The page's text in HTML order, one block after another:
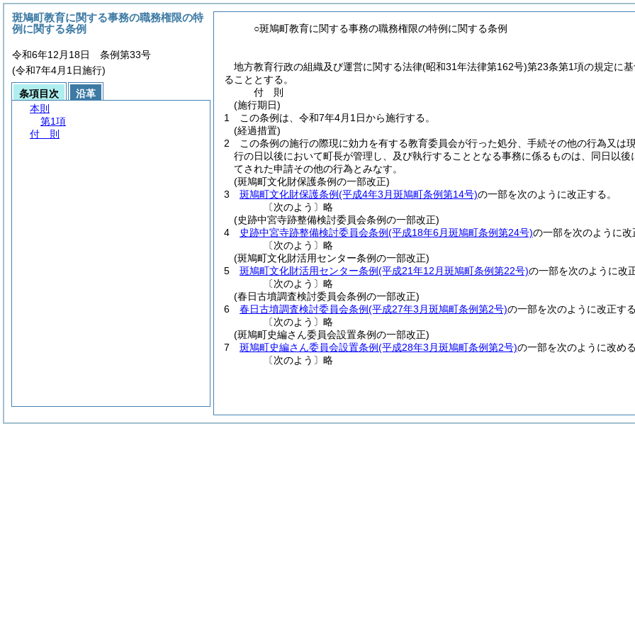
○斑鳩町教育に関する事務の職務権限の特例に関する条例
地方教育行政の組織及び運営に関する法律(昭和31年法律第162号)第23条第1項の規定に
ることとする。
付 則
(施行期日)
1
この条例は、令和7年4月1日から施行する。
(経過措置)
2
この条例の施行の際現に効力を有する教育委員会が行った処分、手続その他の行為又
行の日以後において町長が管理し、及び執行することとなる事務に係るものは、同日以
てされた申請その他の行為とみなす。
(斑鳩町文化財保護条例の一部改正)
3
斑鳩町文化財保護条例(平成4年3月斑鳩町条例第14号)の一部を次のように改正する。
〔次のよう〕略
(史跡中宮寺跡整備検討委員会条例の一部改正)
4
史跡中宮寺跡整備検討委員会条例(平成18年6月斑鳩町条例第24号)の一部を次のように改
〔次のよう〕略
(斑鳩町文化財活用センター条例の一部改正)
5
斑鳩町文化財活用センター条例(平成21年12月斑鳩町条例第22号)の一部を次のように改
〔次のよう〕略
(春日古墳調査検討委員会条例の一部改正)
6
春日古墳調査検討委員会条例(平成27年3月斑鳩町条例第2号)の一部を次のように改正す
〔次のよう〕略
(斑鳩町史編さん委員会設置条例の一部改正)
7
斑鳩町史編さん委員会設置条例(平成28年3月斑鳩町条例第2号)の一部を次のように改め
〔次のよう〕略
斑鳩町教育に関する事務の職務権限の特
例に関する条例
令和6年12月18日 条例第33号
(令和7年4月1日施行)
条項目次
沿革
本則
第1項
付 則